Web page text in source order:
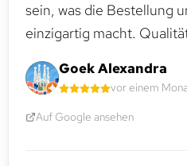
sein, was die Bestellung
einzigartig macht.
Goek Alexandra
vor einem
Auf Google ansehen